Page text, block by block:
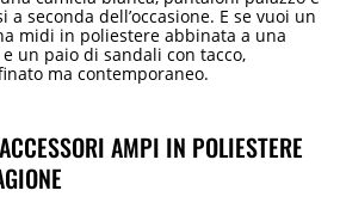
seconda dell’occasione. E se vuoi un
midi in poliestere abbinata a una
un paio di sandali con tacco,
ma contemporaneo.
AMPI IN POLIESTERE